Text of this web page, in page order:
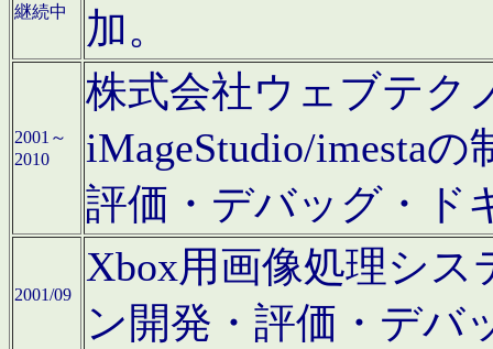
継続中
加。
2001～
2010
株式会社ウェブテク
iMageStudio/imesta
評価・デバッグ・ド
2001/09
Xbox用画像処理シ
ン開発・評価・デバ